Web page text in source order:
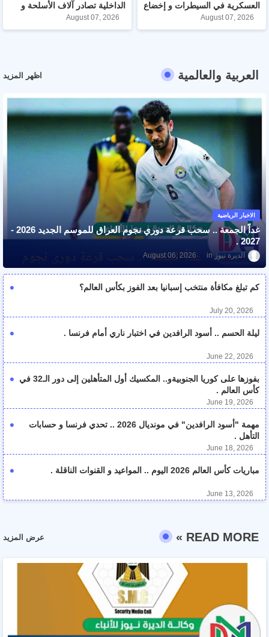
العسكرية في السيطرات و إخضاع
جميع العجلات للتفتيش .
August 07, 2026
الداخلية تصادر آلاف الأسلحة و
الاعتدة خلال تموز .
August 07, 2026
العربية والعالمية اظهر المزيد
الاخبار الرياضية
غداً الجمعة .. سحب قرعة دوري نجوم العراق للموسم الجديد 2026 -
2027 .
الديرة نيوز August 06, 2026
كم تبلغ مكافأة منتخب إسبانيا بعد الفوز بكأس العالم؟
July 20, 2026
ليلة الحسم .. أسود الرافدين في اختبار ناري أمام فرنسا .
June 22, 2026
بفوزها على كوريا الجنوبيةو.. المكسيك أول المتأهلين إلى دور الـ32 في
كأس العالم .
June 19, 2026
مهمة "أسود الرافدين" في مونديال 2026 .. تحدي فرنسا و حسابات
التأهل .
June 18, 2026
مباريات كأس العالم 2026 اليوم .. المواعيد و القنوات الناقلة .
June 13, 2026
READ MORE » عرض المزيد